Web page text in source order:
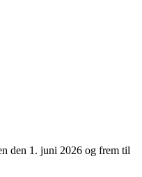
den 1. juni 2026 og frem til